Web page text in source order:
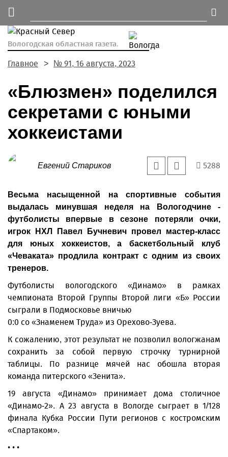
Вологодская областная газета.
Главное № 91, 16 августа, 2023
«Блюзмен» поделился
секретами с юными
хоккеистами
Евгений Стариков 5288
Весьма насыщенной на спортивные события
выдалась минувшая неделя на Вологодчине -
футболисты впервые в сезоне потеряли очки,
игрок НХЛ Павел Бучневич провел мастер-класс
для юных хоккеистов, а баскетбольный клуб
«Чеваката» продлила контракт с одним из своих
тренеров.
Футболисты вологодского «Динамо» в рамках
чемпионата Второй Группы Второй лиги «Б» России
сыграли в Подмосковье вничью
0:0 со «Знаменем Труда» из Орехово-Зуева.
К сожалению, этот результат не позволил вологжанам
сохранить за собой первую строчку турнирной
таблицы. По разнице мячей нас обошла вторая
команда питерского «Зенита».
19 августа «Динамо» принимает дома столичное
«Динамо-2». А 23 августа в Вологде сыграет в 1/128
финала Кубка России Пути регионов с костромским
«Спартаком».
• • •